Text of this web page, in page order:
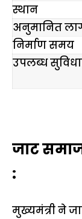
स्थान
अनुमानित
निर्माण समय
उपलब्ध
जाट
:
मुख्यमंत्री ने